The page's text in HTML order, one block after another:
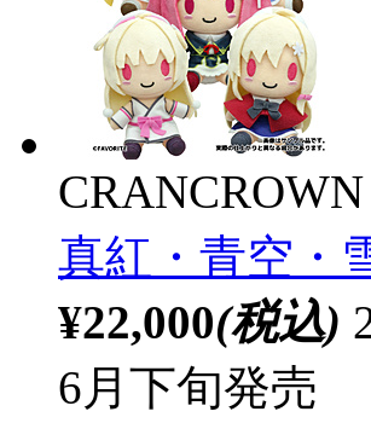
CRANCROWN
真紅・青空・
¥22,000(税込)
6月下旬発売